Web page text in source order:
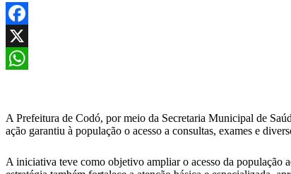
Facebook
X
A Prefeitura de Codó, por meio da Secretaria Municipal de
ação garantiu à população o acesso a consultas, exames e
A iniciativa teve como objetivo ampliar o acesso da população